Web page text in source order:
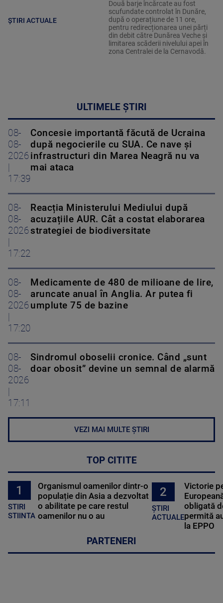
ȘTIRI ACTUALE
Două barje încărcate au fost
scufundate controlat în Dunăre,
după o operațiune de 11 ore,
pentru redirecționarea unei părți
din debit către Dunărea Veche și
limitarea scăderii nivelului apei în
zona Centralei de la Cernavodă.
ULTIMELE ȘTIRI
08-
08-
2026
17:39
Concesie importantă făcută de Ucraina
după negocierile cu SUA. Ce nave şi
infrastructuri din Marea Neagră nu va
mai ataca
08-
08-
2026
17:22
Reacția Ministerului Mediului după
acuzațiile AUR. Cât a costat elaborarea
strategiei de biodiversitate
08-
08-
2026
17:20
Medicamente de 480 de milioane de lire,
aruncate anual în Anglia. Ar putea fi
umplute 75 de bazine
08-
08-
2026
17:11
Sindromul oboselii cronice. Când „sunt
doar obosit” devine un semnal de alarmă
VEZI MAI MULTE ȘTIRI
TOP CITITE
1
STIRI
STIINTA
Organismul oamenilor dintr-o
populație din Asia a dezvoltat
o abilitate pe care restul
oamenilor nu o au
2
ȘTIRI
ACTUALE
Victorie
obligată
permită
la EPPO
PARTENERI